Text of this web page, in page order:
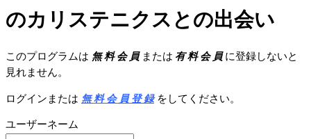
のカリステニクスとの出会い
このプログラムは 無 料 会 員 または 有 料 会 員に登録しないと
見れません。
ログインまたは 無 料 会 員 登 録をしてください。
ユーザーネーム